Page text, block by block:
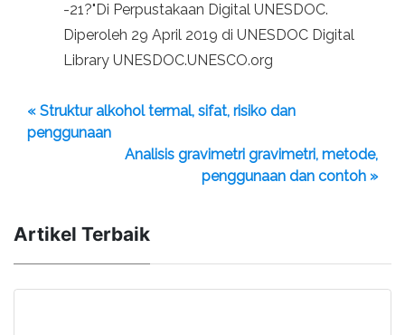
-21?"Di Perpustakaan Digital UNESDOC.
Diperoleh 29 April 2019 di UNESDOC Digital
Library UNESDOC.UNESCO.org
« Struktur alkohol termal, sifat, risiko dan
penggunaan
Analisis gravimetri gravimetri, metode,
penggunaan dan contoh »
Artikel Terbaik